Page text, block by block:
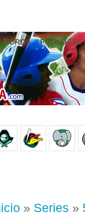
FOROS
» Series »